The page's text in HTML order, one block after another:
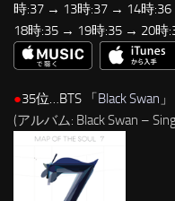
時:37 → 13時:37 → 14時
18時:35 → 19時:35 → 20
●35位…BTS 「 Black Swan 」
(アルバム: Black Swan –